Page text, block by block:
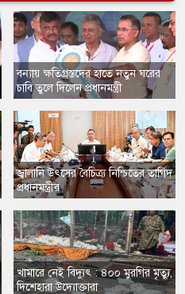
বন্যায় ক্ষতিগ্রস্তদের হাতে নতুন ঘরের
চাবি তুলে দিলেন প্রধানমন্ত্রী
​জ্বালানি উৎসের বৈচিত্র্য নিশ্চিতের তাগিদ
প্রধানমন্ত্রীর
খামারে নেই বিদ্যুৎ : ৪০০ মুরগির মৃত্যু,
দিশেহারা উদ্যোক্তারা